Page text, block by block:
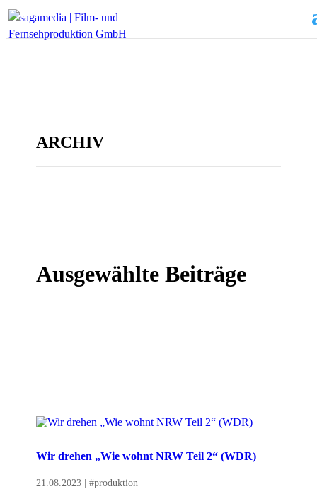
ARCHIV
Ausgewählte Beiträge
Wir drehen „Wie wohnt NRW Teil 2“ (WDR)
21.08.2023 |#produktion